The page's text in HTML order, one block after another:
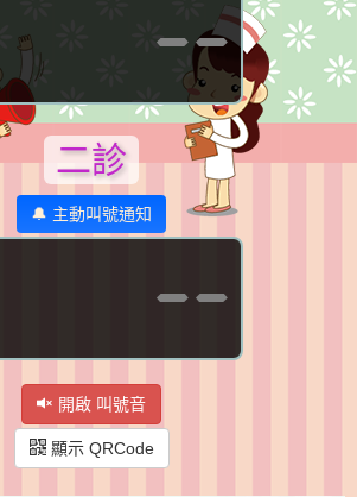
--
二診
🔔 主動叫號通知
--
開啟 叫號音
顯示 QRCode